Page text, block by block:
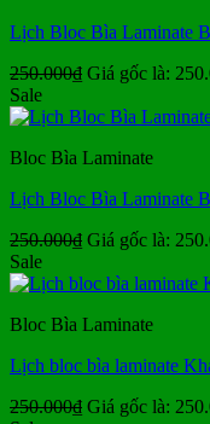
Lịch Bloc Bìa Laminate
250.000₫ Giá gốc là:
Sale
Bloc Bìa Laminate
Lịch Bloc Bìa Laminate
250.000₫ Giá gốc là:
Sale
Bloc Bìa Laminate
Lịch bloc bìa laminate
250.000₫ Giá gốc là: